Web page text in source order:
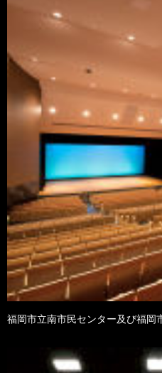
福岡市立南市民センター及び福岡